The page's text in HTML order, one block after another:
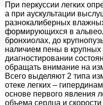
При перкуссии легких
а при аускультации
разнокалиберных
формирующихся в
бронхиолах, до
наличием пены в крупных
диагностировании
обращать внимание на
Всего выделяют 2 типа
отеке легких –
основе первого явления
объема сердца и